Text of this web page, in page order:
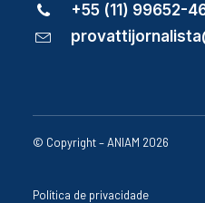
+55 (11) 99652-
© Copyright – ANIAM 2026
Política de privacidade